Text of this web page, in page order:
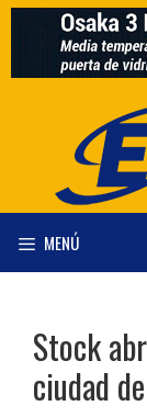
Saltar
contenido
MENÚ
Stock
ciudad